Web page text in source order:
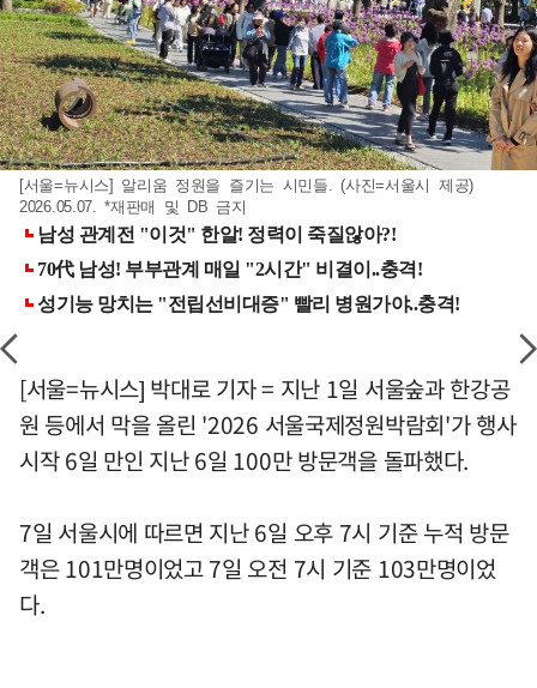
[서울=뉴시스] 알리움 정원을 즐기는 시민들. (사진=서울시 제공)
2026.05.07. *재판매 및 DB 금지
[서울=뉴시스] 박대로 기자 = 지난 1일 서울숲과 한강공
원 등에서 막을 올린 '2026 서울국제정원박람회'가 행사
시작 6일 만인 지난 6일 100만 방문객을 돌파했다.
7일 서울시에 따르면 지난 6일 오후 7시 기준 누적 방문
객은 101만명이었고 7일 오전 7시 기준 103만명이었
다.